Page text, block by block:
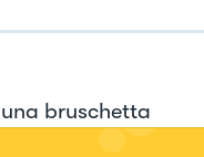
bruschetta